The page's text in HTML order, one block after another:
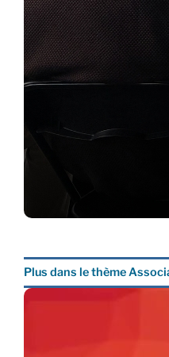
Plus dans le thème